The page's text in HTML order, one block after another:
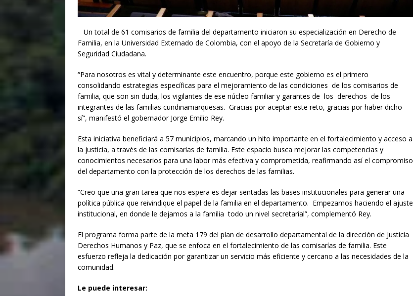
Un total de 61 comisarios de familia del departamento iniciaron su especialización en Derecho de
Familia, en la Universidad Externado de Colombia, con el apoyo de la Secretaría de Gobierno y
Seguridad Ciudadana.
“Para nosotros es vital y determinante este encuentro, porque este gobierno es el primero
consolidando estrategias específicas para el mejoramiento de las condiciones de los comisarios de
familia, que son sin duda, los vigilantes de ese núcleo familiar y garantes de los derechos de los
integrantes de las familias cundinamarquesas. Gracias por aceptar este reto, gracias por haber dicho
sí”, manifestó el gobernador Jorge Emilio Rey.
Esta iniciativa beneficiará a 57 municipios, marcando un hito importante en el fortalecimiento y acceso a
la justicia, a través de las comisarías de familia. Este espacio busca mejorar las competencias y
conocimientos necesarios para una labor más efectiva y comprometida, reafirmando así el compromiso
del departamento con la protección de los derechos de las familias.
“Creo que una gran tarea que nos espera es dejar sentadas las bases institucionales para generar una
política pública que reivindique el papel de la familia en el departamento. Empezamos haciendo el ajuste
institucional, en donde le dejamos a la familia todo un nivel secretarial”, complementó Rey.
El programa forma parte de la meta 179 del plan de desarrollo departamental de la dirección de Justicia
Derechos Humanos y Paz, que se enfoca en el fortalecimiento de las comisarías de familia. Este
esfuerzo refleja la dedicación por garantizar un servicio más eficiente y cercano a las necesidades de la
comunidad.
Le puede interesar: